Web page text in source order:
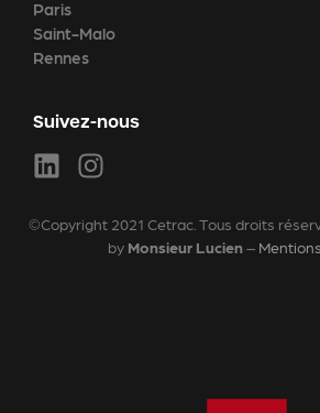
Paris
Saint-Malo
Rennes
Suivez-nous
©Copyright 2021 Cetrac. Tous droits
by Monsieur Lucien–